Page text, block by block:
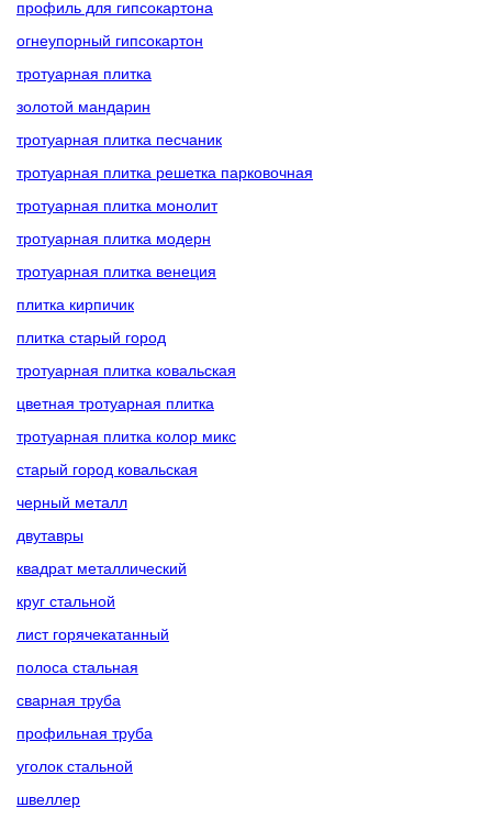
профиль для гипсокартона
огнеупорный гипсокартон
тротуарная плитка
золотой мандарин
тротуарная плитка песчаник
тротуарная плитка решетка парковочная
тротуарная плитка монолит
тротуарная плитка модерн
тротуарная плитка венеция
плитка кирпичик
плитка старый город
тротуарная плитка ковальская
цветная тротуарная плитка
тротуарная плитка колор микс
старый город ковальская
черный металл
двутавры
квадрат металлический
круг стальной
лист горячекатанный
полоса стальная
сварная труба
профильная труба
уголок стальной
швеллер